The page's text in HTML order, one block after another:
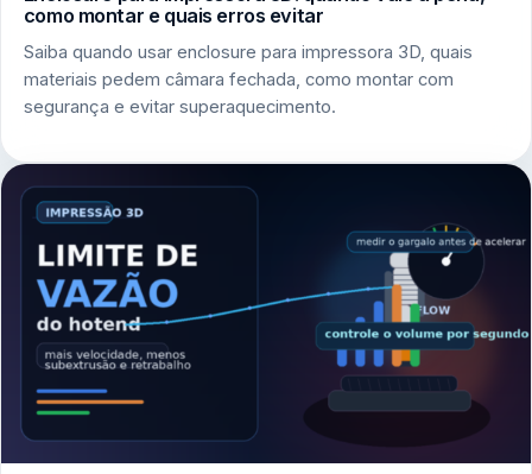
como montar e quais erros evitar
Saiba quando usar enclosure para impressora 3D, quais
materiais pedem câmara fechada, como montar com
segurança e evitar superaquecimento.